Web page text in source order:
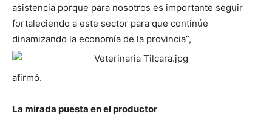
asistencia porque para nosotros es importante seguir
fortaleciendo a este sector para que continúe
dinamizando la economía de la provincia”,
afirmó.
La mirada puesta en el productor